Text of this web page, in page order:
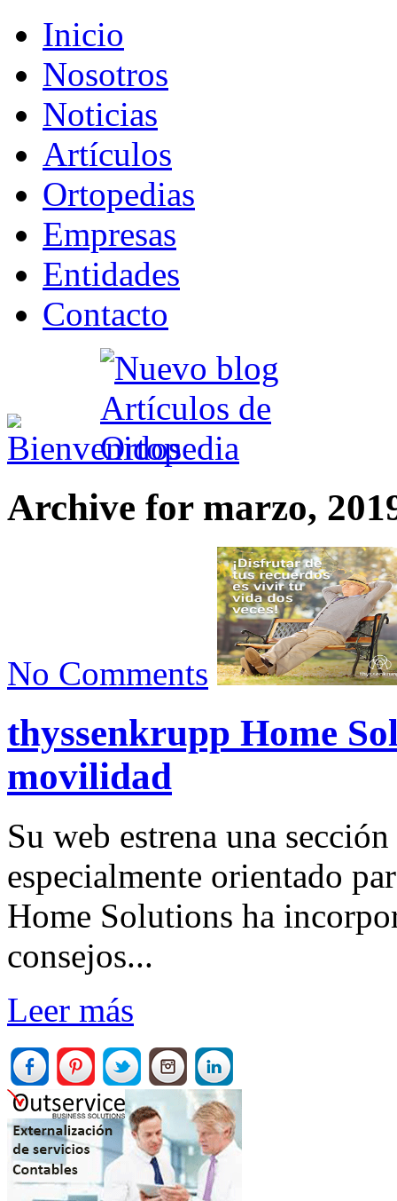
Inicio
Nosotros
Noticias
Artículos
Ortopedias
Empresas
Entidades
Contacto
Archive for marzo,
No Comments
thyssenkrupp Home
movilidad
Su web estrena una
especialmente orientado
Home Solutions ha
consejos...
Leer más